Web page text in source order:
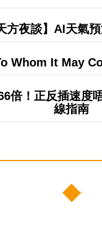
方夜談】AI天氣
Whom It May
倍！正反插速度
線指南